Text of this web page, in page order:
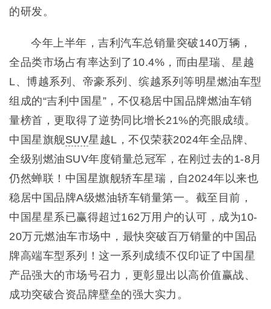
的研发。
今年上半年，吉利汽车总销量突破140万辆，
全品类市场占有率达到了10.4%，而由星瑞、星越
L、博越系列、帝豪系列、缤越系列等明星燃油车型
组成的“吉利中国星”，不仅稳居中国品牌燃油车销
量榜首，更取得了逆势同比增长21%的亮眼成绩。
中国星旗舰SUV星越L，不仅荣获2024年全品牌、
全级别燃油SUV年度销量总冠军，在刚过去的1-8月
仍然蝉联！中国星旗舰轿车星瑞，自2024年以来也
稳居中国品牌A级燃油轿车销量第一。截至目前，
中国星星系已赢得超过162万用户的认可，成为10-
20万元燃油车市场中，最快突破百万销量的中国品
牌高端车型系列！这一系列成绩不仅印证了中国星
产品强大的市场号召力，更彰显出以高价值赢战、
成功突破合资品牌壁垒的强大实力。